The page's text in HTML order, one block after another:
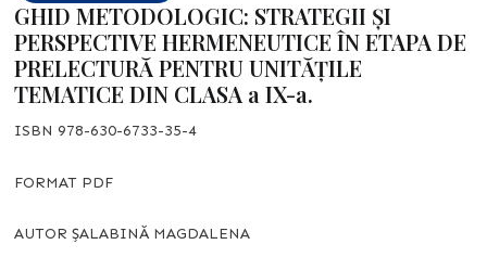
GHID METODOLOGIC: STRATEGII ȘI
PERSPECTIVE HERMENEUTICE ÎN ETAPA DE
PRELECTURĂ PENTRU UNITĂȚILE
TEMATICE DIN CLASA a IX-a.
ISBN 978-630-6733-35-4
FORMAT PDF
AUTOR ȘALABINĂ MAGDALENA